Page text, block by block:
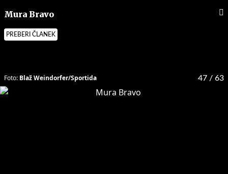
Mura Bravo
PREBERI ČLANEK
47 / 63
Foto: Blaž Weindorfer/Sportida